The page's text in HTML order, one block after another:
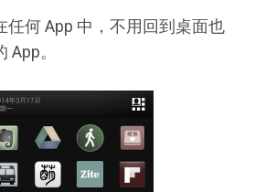
任何 App 中，不用回到桌面也
。